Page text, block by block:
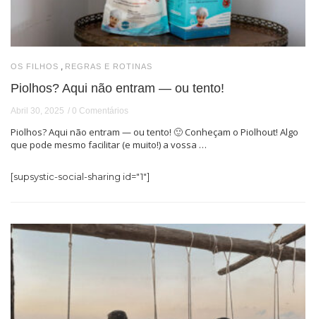
OS FILHOS REGRAS E ROTINAS
Piolhos? Aqui não entram — ou tento!
Abril 30, 2025 0 Comentários
Piolhos? Aqui não entram — ou tento! 🙂 Conheçam o Piolhout! Algo
que pode mesmo facilitar (e muito!) a vossa …
[supsystic-social-sharing id="1"]